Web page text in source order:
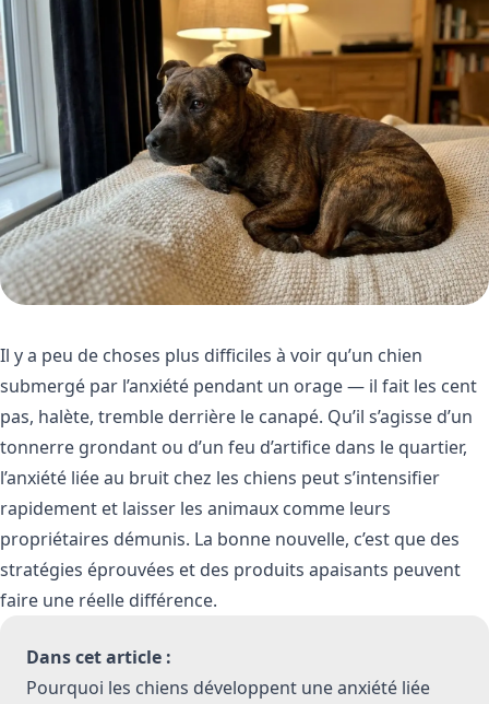
Il y a peu de choses plus difficiles à voir qu’un chien
submergé par l’anxiété pendant un orage — il fait les cent
pas, halète, tremble derrière le canapé. Qu’il s’agisse d’un
tonnerre grondant ou d’un feu d’artifice dans le quartier,
l’anxiété liée au bruit chez les chiens peut s’intensifier
rapidement et laisser les animaux comme leurs
propriétaires démunis. La bonne nouvelle, c’est que des
stratégies éprouvées et des produits apaisants peuvent
faire une réelle différence.
Dans cet article :
Pourquoi les chiens développent une anxiété liée